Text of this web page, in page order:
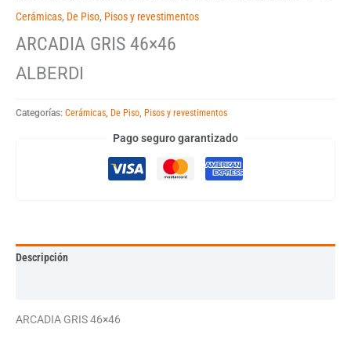
Cerámicas, De Piso, Pisos y revestimentos
ARCADIA GRIS 46×46
ALBERDI
Categorías: Cerámicas, De Piso, Pisos y revestimentos
Pago seguro garantizado
Descripción
ARCADIA GRIS 46×46